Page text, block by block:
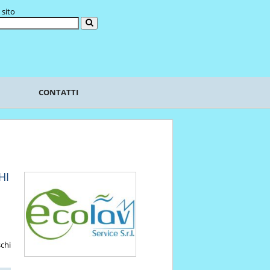
sito
CONTATTI